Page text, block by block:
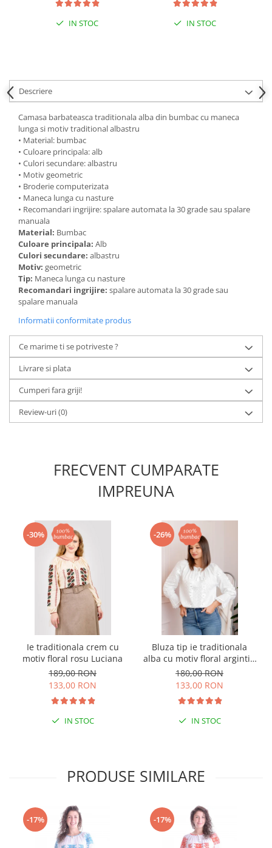
IN STOC IN STOC
Descriere
Camasa barbateasca traditionala alba din bumbac cu maneca
lunga si motiv traditional albastru
• Material: bumbac
• Culoare principala: alb
• Culori secundare: albastru
• Motiv geometric
• Broderie computerizata
• Maneca lunga cu nasture
• Recomandari ingrijire: spalare automata la 30 grade sau spalare
manuala
Material: Bumbac
Culoare principala: Alb
Culori secundare: albastru
Motiv: geometric
Tip: Maneca lunga cu nasture
Recomandari ingrijire: spalare automata la 30 grade sau
spalare manuala
Informatii conformitate produs
Ce marime ti se potriveste ?
Livrare si plata
Cumperi fara griji!
Review-uri(0)
FRECVENT CUMPARATE
IMPREUNA
-30%
Ie traditionala crem cu
motiv floral rosu Luciana
189,00 RON
133,00 RON
IN STOC
-26%
Bluza tip ie traditionala
alba cu motiv floral argintiu
Angelica 02
180,00 RON
133,00 RON
IN STOC
PRODUSE SIMILARE
-17% -17%